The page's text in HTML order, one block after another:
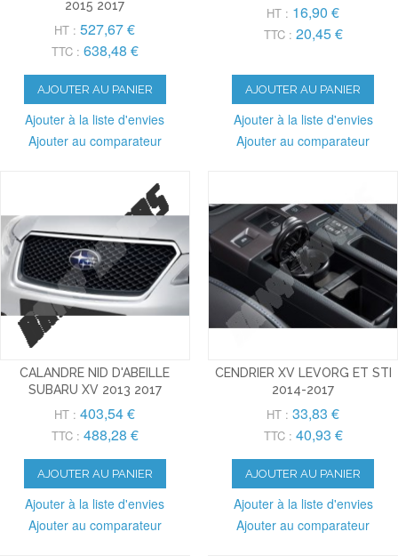
2015 2017
HT : 527,67 €
TTC : 638,48 €
AJOUTER AU PANIER
Ajouter à la liste d'envies
Ajouter au comparateur
HT : 16,90 €
TTC : 20,45 €
AJOUTER AU PANIER
Ajouter à la liste d'envies
Ajouter au comparateur
CALANDRE NID D'ABEILLE
SUBARU XV 2013 2017
HT : 403,54 €
TTC : 488,28 €
AJOUTER AU PANIER
Ajouter à la liste d'envies
Ajouter au comparateur
CENDRIER XV LEVORG ET STI
2014-2017
HT : 33,83 €
TTC : 40,93 €
AJOUTER AU PANIER
Ajouter à la liste d'envies
Ajouter au comparateur